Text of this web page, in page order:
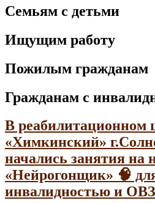
Семьям с детьми
Ищущим работу
Пожилым гражданам
Гражданам с
В реабилитационном
«Химкинский»
начались занятия на
«Нейрогонщик» 🧠
инвалидностью и